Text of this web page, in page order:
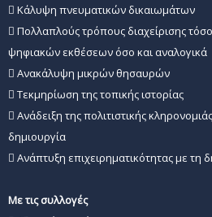
 Κάλυψη πνευματικών δικαιωμάτων
 Πολλαπλούς τρόπους διαχείρισης
ψηφιακών εκθέσεων όσο και αναλογικά
 Ανακάλυψη μικρών θησαυρών
 Τεκμηρίωση της τοπικής ιστορίας
 Ανάδειξη της πολιτιστικής
δημιουργία
 Ανάπτυξη επιχειρηματικότητας με τη
Με τις συλλογές